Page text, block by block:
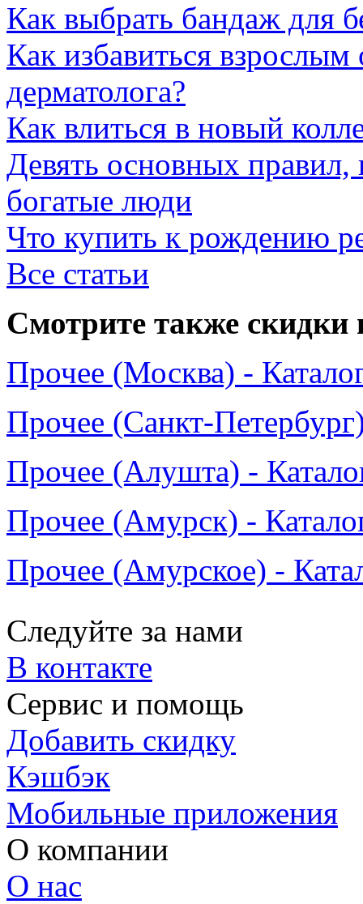
Как выбрать бандаж для
Как избавиться
дерматолога?
Как влиться в новый
Девять основных
богатые люди
Что купить к рождению
Все статьи
Смотрите также скидки
Прочее (Москва) -
Прочее (Санкт-
Прочее (Алушта) -
Прочее (Амурск) -
Прочее (Амурское) -
Следуйте за нами
В контакте
Сервис и помощь
Добавить скидку
Кэшбэк
Мобильные приложения
О компании
О нас